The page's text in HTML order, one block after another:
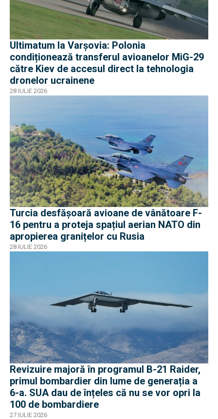
Ultimatum la Varșovia: Polonia
condiționează transferul avioanelor MiG-29
către Kiev de accesul direct la tehnologia
dronelor ucrainene
28 IULIE 2026
Turcia desfășoară avioane de vânătoare F-
16 pentru a proteja spațiul aerian NATO din
apropierea granițelor cu Rusia
28 IULIE 2026
Revizuire majoră în programul B-21 Raider,
primul bombardier din lume de generația a
6-a. SUA dau de înțeles că nu se vor opri la
100 de bombardiere
27 IULIE 2026